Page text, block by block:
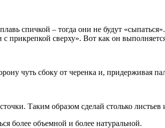
спичкой – тогда они не будут
прикрепкой сверху». Вот как он
чуть сбоку от черенка и, придерживая
Таким образом сделай столько листьев
более объемной и более натуральной.